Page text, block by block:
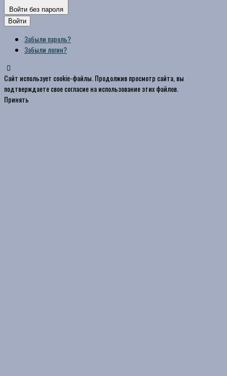
Войти без пароля
Войти
Забыли пароль?
Забыли логин?
Сайт использует cookie-файлы. Продолжив просмотр сайта, вы
подтверждаете свое согласие на использование этих файлов.
Принять